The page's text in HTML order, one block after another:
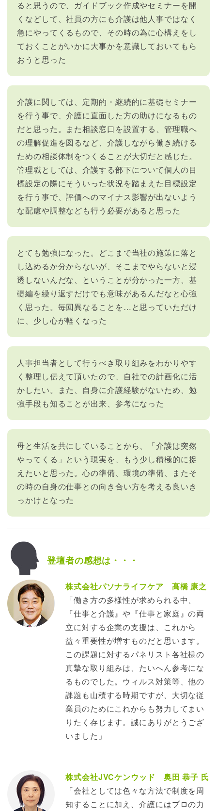
ると思うので、ガイドブック作成やセミナーを開
くなどして、社員の方にも介護は他人事ではなく
急にやってくるもので、その時の為に心構えをし
ておくことがいかに大事かを意識しておいてもら
おうと思った
介護に関しては、定期的・継続的に基礎セミナー
を行う事で、介護に直面した方の助けになるもの
だと思った。また相談窓口を設置する、管理職へ
の理解促進を図るなど、介護しながら働き続ける
ための相談体制をつくることが大切だと感じた。
管理職としては、介護する部下について個人の目
標設定の際にそういった状況を踏まえた目標設定
を行う事で、評価へのマイナス影響が出ないよう
な配慮や調整なども行う必要があると思った
とても勉強になった。どこまで当社の施策に落と
し込めるか分からないが、そこまでやらないと浸
透しないんだな、ということが分かった一方、基
礎編を繰り返すだけでも意味があるんだなと心強
く思った。毎回異なることを…と思っていただけ
に、少し心が軽くなった
人事担当者として行うべき取り組みをわかりやす
く整理し伝えて頂いたので、自社での計画化に活
かしたい。また、自身に介護経験がないため、勉
強手段も知ることが出来、参考になった
母と生活を共にしていることから、「介護は突然
やってくる」という現実を、もう少し積極的に捉
えたいと思った。心の準備、環境の準備、またそ
の時の自身の仕事との向き合い方を考える良いき
っかけとなった
登壇者の感想は・・・
株式会社パソナライフケア 髙橋 康之
「働き方の多様性が求められる中、
『仕事と介護』や『仕事と家庭』の両
立に対する企業の支援は、これから
益々重要性が増すものだと思います。
この課題に対するパネリスト各社様の
真摯な取り組みは、たいへん参考にな
るものでした。ウィルス対策等、他の
課題も山積する時期ですが、大切な従
業員のためにこれからも努力してまい
りたく存じます。誠にありがとうござ
いました」
株式会社JVCケンウッド 奥田 恭子 氏
「会社としては色々な方法で制度を周
知することに加え、介護にはプロの力